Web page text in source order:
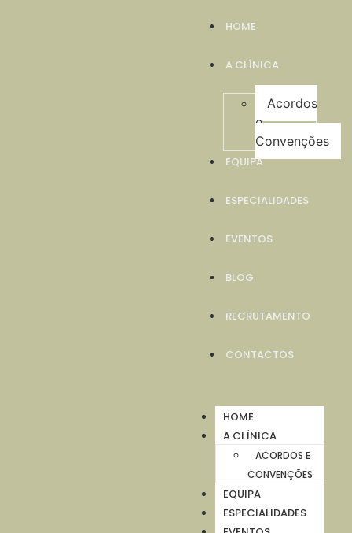
HOME
A CLÍNICA
Acordos
e
Convenções
EQUIPA
ESPECIALIDADES
EVENTOS
BLOG
RECRUTAMENTO
CONTACTOS
HOME
A CLÍNICA
ACORDOS E
CONVENÇÕES
EQUIPA
ESPECIALIDADES